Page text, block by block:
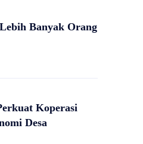
Banyak Orang
Koperasi
Desa